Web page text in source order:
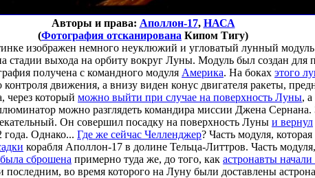
Авторы и права: Аполлон-17, НАСА
(Фотография отсканирована Кипом Тигу)
изображен немного неуклюжий и угловатый лунный
стадии выхода на орбиту вокруг Луны. Модуль был создан для
получена с командного модуля Америка. На боках этого
контроля движения, а внизу виден конус двигателя ракеты,
который можно выйти при случае на поверхность Луны, а
можно разглядеть командира миссии Джена Сернана.
Он совершил посадку на поверхность Луны и вернул
года. Однако... Где же сейчас Челленджер? Часть модуля,
корабля Аполлон-17 в долине Тельца-Литтров. Часть
была сброшена примерно туда же, до того, как астронавты
во время которого на Луну были доставлены